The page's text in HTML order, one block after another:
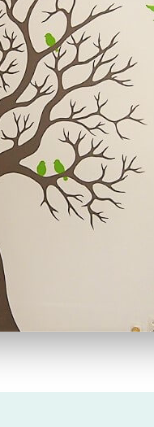
Breng rust
in je ruimte
speelse
accenten,
en tijdloos.
Lees meer